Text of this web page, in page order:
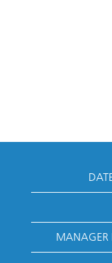
MANAGER